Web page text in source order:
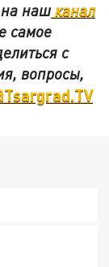
нашканал
самое
с
вопросы,